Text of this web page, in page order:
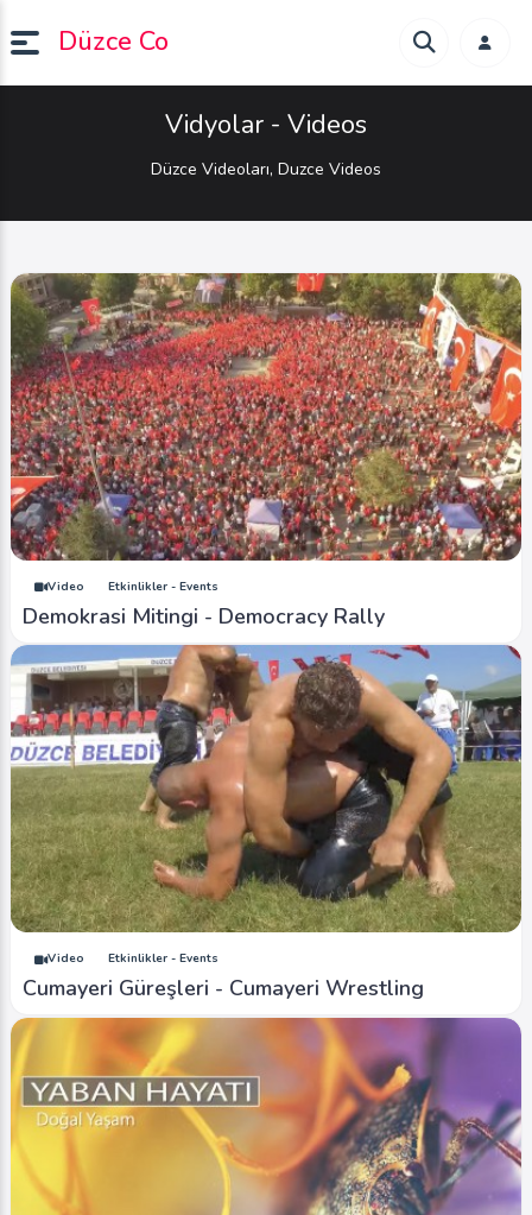
Düzce Co
Vidyolar - Videos
Düzce Videoları, Duzce Videos
Video Etkinlikler - Events
Demokrasi Mitingi - Democracy Rally
Video Etkinlikler - Events
Cumayeri Güreşleri - Cumayeri Wrestling